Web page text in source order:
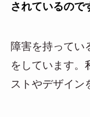
されているので
障害を持ってい
をしています。
ストやデザイン